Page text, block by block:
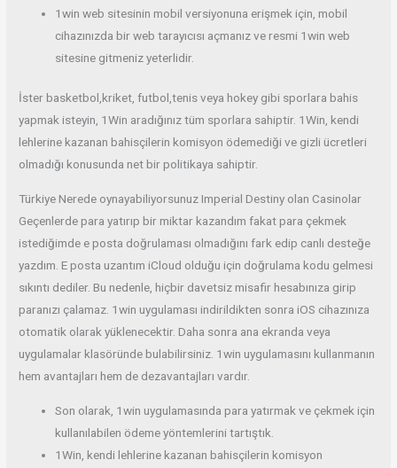
1win web sitesinin mobil versiyonuna erişmek için, mobil
cihazınızda bir web tarayıcısı açmanız ve resmi 1win web
sitesine gitmeniz yeterlidir.
İster basketbol,kriket, futbol,tenis veya hokey gibi sporlara bahis
yapmak isteyin, 1Win aradığınız tüm sporlara sahiptir. 1Win, kendi
lehlerine kazanan bahisçilerin komisyon ödemediği ve gizli ücretleri
olmadığı konusunda net bir politikaya sahiptir.
Türkiye Nerede oynayabiliyorsunuz Imperial Destiny olan Casinolar
Geçenlerde para yatırıp bir miktar kazandım fakat para çekmek
istediğimde e posta doğrulaması olmadığını fark edip canlı desteğe
yazdım. E posta uzantım iCloud olduğu için doğrulama kodu gelmesi
sıkıntı dediler. Bu nedenle, hiçbir davetsiz misafir hesabınıza girip
paranızı çalamaz. 1win uygulaması indirildikten sonra iOS cihazınıza
otomatik olarak yüklenecektir. Daha sonra ana ekranda veya
uygulamalar klasöründe bulabilirsiniz. 1win uygulamasını kullanmanın
hem avantajları hem de dezavantajları vardır.
Son olarak, 1win uygulamasında para yatırmak ve çekmek için
kullanılabilen ödeme yöntemlerini tartıştık.
1Win, kendi lehlerine kazanan bahisçilerin komisyon